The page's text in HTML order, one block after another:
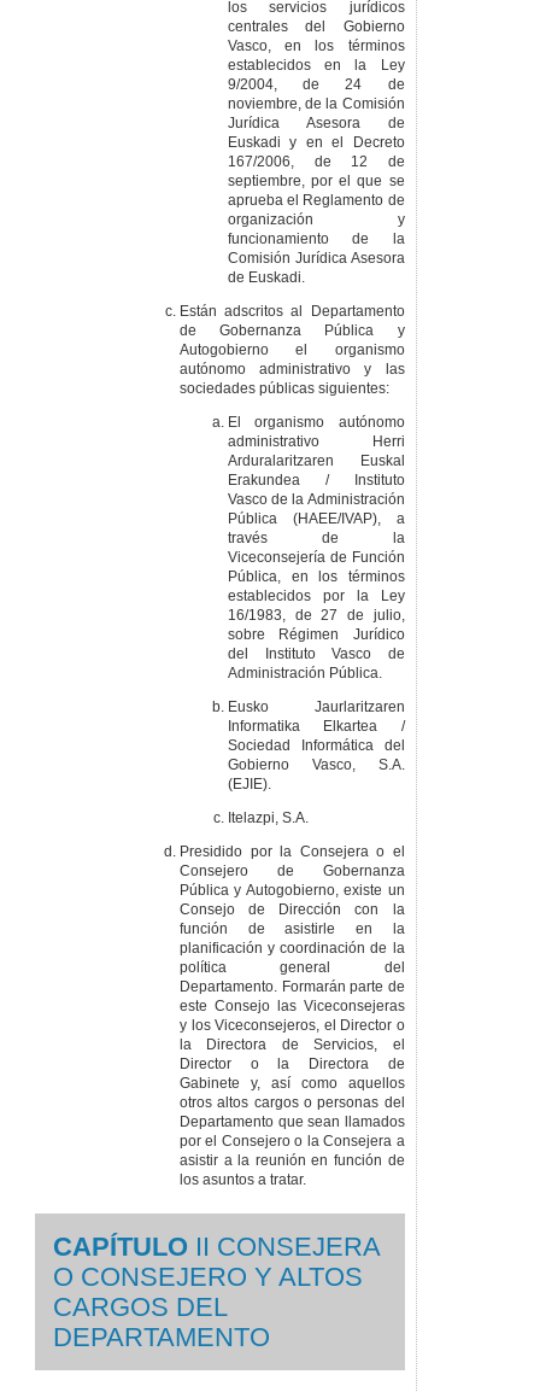
los servicios jurídicos
centrales del Gobierno
Vasco, en los términos
establecidos en la Ley
9/2004, de 24 de
noviembre, de la Comisión
Jurídica Asesora de
Euskadi y en el Decreto
167/2006, de 12 de
septiembre, por el que se
aprueba el Reglamento de
organización y
funcionamiento de la
Comisión Jurídica Asesora
de Euskadi.
Están adscritos al Departamento
de Gobernanza Pública y
Autogobierno el organismo
autónomo administrativo y las
sociedades públicas siguientes:
El organismo autónomo
administrativo Herri
Arduralaritzaren Euskal
Erakundea / Instituto
Vasco de la Administración
Pública (HAEE/IVAP), a
través de la
Viceconsejería de Función
Pública, en los términos
establecidos por la Ley
16/1983, de 27 de julio,
sobre Régimen Jurídico
del Instituto Vasco de
Administración Pública.
Eusko Jaurlaritzaren
Informatika Elkartea /
Sociedad Informática del
Gobierno Vasco, S.A.
(EJIE).
Itelazpi, S.A.
Presidido por la Consejera o el
Consejero de Gobernanza
Pública y Autogobierno, existe un
Consejo de Dirección con la
función de asistirle en la
planificación y coordinación de la
política general del
Departamento. Formarán parte de
este Consejo las Viceconsejeras
y los Viceconsejeros, el Director o
la Directora de Servicios, el
Director o la Directora de
Gabinete y, así como aquellos
otros altos cargos o personas del
Departamento que sean llamados
por el Consejero o la Consejera a
asistir a la reunión en función de
los asuntos a tratar.
CAPÍTULO II CONSEJERA
O CONSEJERO Y ALTOS
CARGOS DEL
DEPARTAMENTO